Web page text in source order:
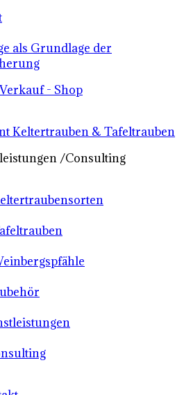
als Grundlage der
- Shop
Keltertrauben & Tafeltrauben
/Consulting